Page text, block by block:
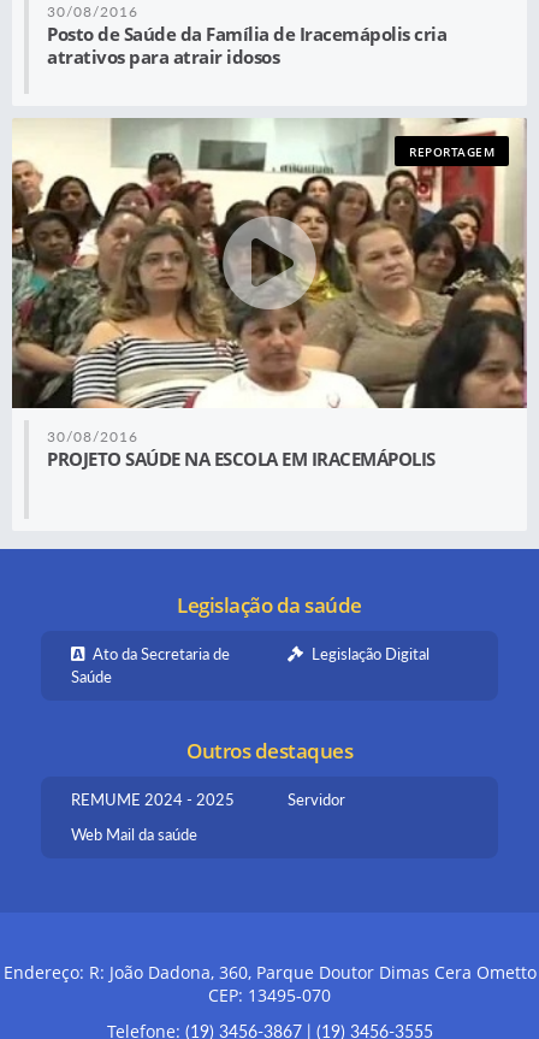
30/08/2016
Posto de Saúde da Família de Iracemápolis cria
atrativos para atrair idosos
30/08/2016
PROJETO SAÚDE NA ESCOLA EM IRACEMÁPOLIS
REPORTAGEM
Legislação da saúde
Ato da Secretaria de
Saúde
Legislação Digital
Outros destaques
REMUME 2024 - 2025
Servidor
Web Mail da saúde
Endereço: R: João Dadona, 360, Parque Doutor Dimas Cera Ometto
CEP: 13495-070
Telefone: (19) 3456-3867 | (19) 3456-3555